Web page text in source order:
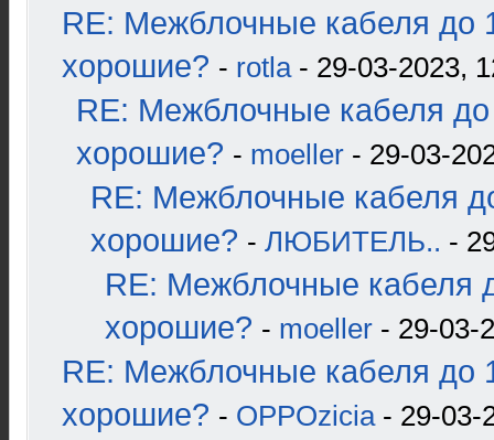
RE: Межблочные кабеля до
хорошие? - rotla- 29-03-2023,
RE: Межблочные кабеля до
хорошие? - moeller - 29-03-
RE: Межблочные кабеля
хорошие? - ЛЮБИТЕЛЬ.. -
RE: Межблочные кабеля
хорошие? - moeller - 29-03-
RE: Межблочные кабеля до
хорошие? - OPPOzicia- 29-03-